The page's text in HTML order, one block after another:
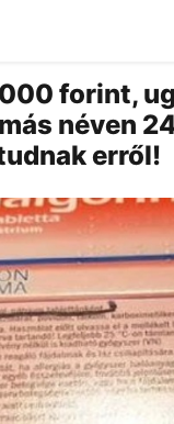
forint,
néven
erről!